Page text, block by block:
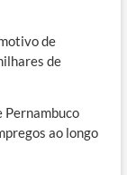
de
de
Pernambuco
ao longo